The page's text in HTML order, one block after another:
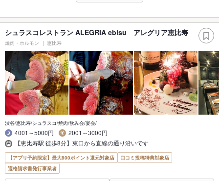
シュラスコレストラン ALEGRIA ebisu アレグリア恵比寿
焼肉・ホルモン 恵比寿
渋谷/恵比寿/シュラスコ/焼肉/飲み会/宴会/
4001～5000円
2001～3000円
【恵比寿駅 徒歩8分】東口から直線の通り沿いです
【アプリ予約限定】最大800ポイント還元対象店
口コミ投稿特典対象店
適格請求書発行事業者